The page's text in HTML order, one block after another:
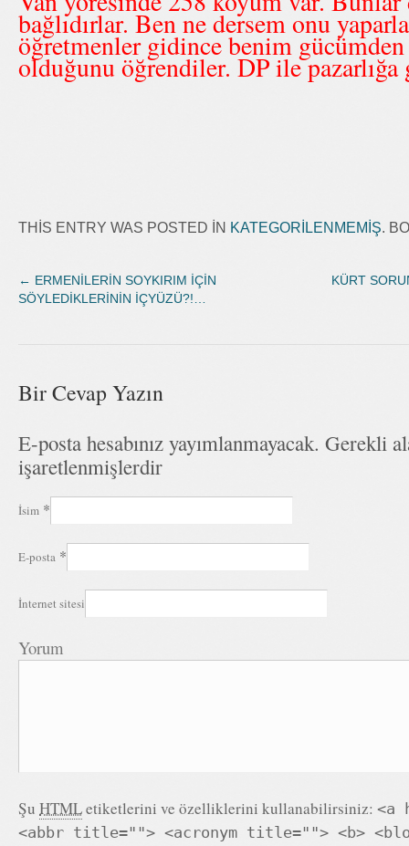
bağlıdırlar. Ben ne dersem onu
öğretmenler gidince benim
olduğunu öğrendiler. DP ile
THIS ENTRY WAS POSTED IN KATEGORILENMEMIŞ.
← ERMENİLERİN SOYKIRIM İÇİN
SÖYLEDİKLERİNİN İÇYÜZÜ?!…
KÜRT
Bir Cevap Yazın
E-posta hesabınız yayımlanmayacak. Gerekli
işaretlenmişlerdir
İsim *
E-posta *
İnternet sitesi
Yorum
Şu HTMLetiketlerini ve özelliklerini kullanabilirsiniz: <a
<abbr title=""> <acronym title=""> <b>